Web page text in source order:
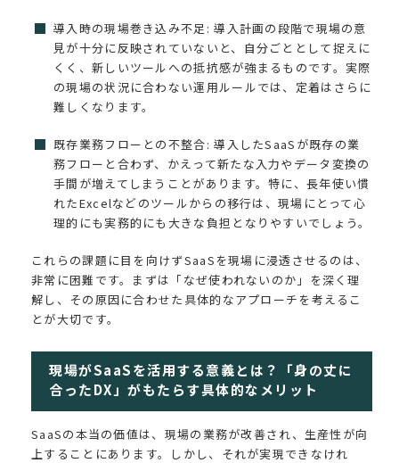
導入時の現場巻き込み不足: 導入計画の段階で現場の意
見が十分に反映されていないと、自分ごととして捉えに
くく、新しいツールへの抵抗感が強まるものです。実際
の現場の状況に合わない運用ルールでは、定着はさらに
難しくなります。
既存業務フローとの不整合: 導入したSaaSが既存の業
務フローと合わず、かえって新たな入力やデータ変換の
手間が増えてしまうことがあります。特に、長年使い慣
れたExcelなどのツールからの移行は、現場にとって心
理的にも実務的にも大きな負担となりやすいでしょう。
これらの課題に目を向けずSaaSを現場に浸透させるのは、
非常に困難です。まずは「なぜ使われないのか」を深く理
解し、その原因に合わせた具体的なアプローチを考えるこ
とが大切です。
現場がSaaSを活用する意義とは？「身の丈に
合ったDX」がもたらす具体的なメリット
SaaSの本当の価値は、現場の業務が改善され、生産性が向
上することにあります。しかし、それが実現できなけれ